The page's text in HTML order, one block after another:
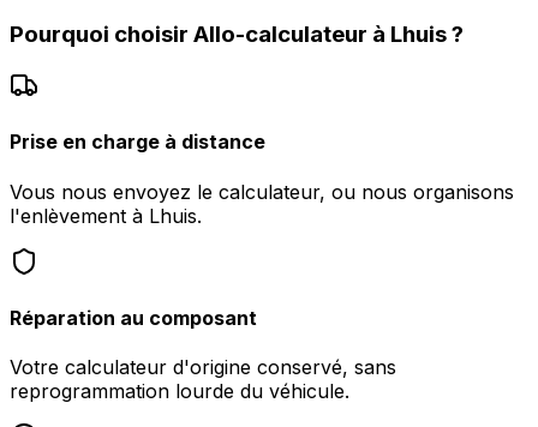
Pourquoi choisir Allo-calculateur à Lhuis?
Prise en charge à distance
Vous nous envoyez le calculateur, ou nous organisons
l'enlèvement à Lhuis.
Réparation au composant
Votre calculateur d'origine conservé, sans
reprogrammation lourde du véhicule.